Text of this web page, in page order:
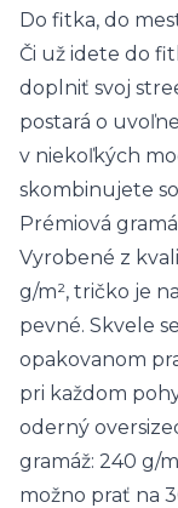
Do fitka, do
Či už idete do
doplniť svoj
postará o
v niekoľkých
skombinujete
Prémiová
Vyrobené z
g/m², tričko je
pevné. Skvele
opakovanom
pri každom
oderný
gramáž: 240 g/
možno prať na